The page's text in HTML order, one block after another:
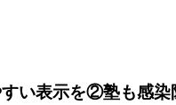
い表示を②塾も感染